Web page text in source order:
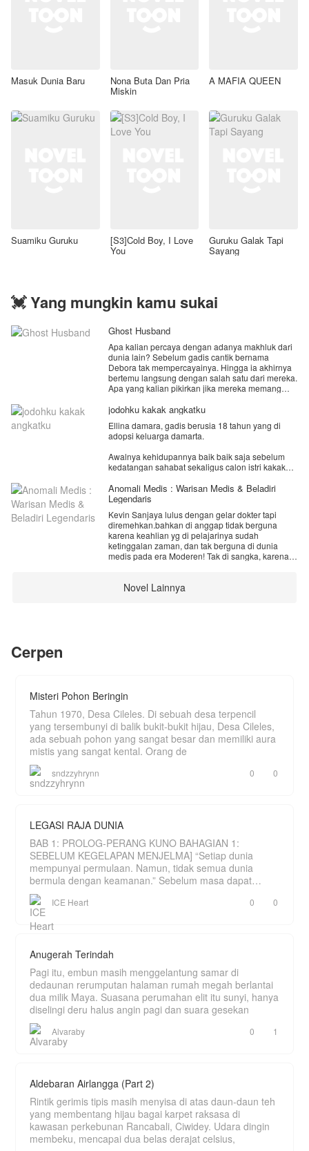
Masuk Dunia Baru Nona Buta Dan Pria
Miskin
A MAFIA QUEEN
Suamiku Guruku [S3]Cold Boy, I Love
You
Guruku Galak Tapi
Sayang
💓 Yang mungkin kamu sukai
Ghost Husband
Apa kalian percaya dengan adanya makhluk dari
dunia lain? Sebelum gadis cantik bernama
Debora tak mempercayainya. Hingga ia akhirnya
bertemu langsung dengan salah satu dari mereka.
Apa yang kalian pikirkan jika mereka memang
berpikir untuk mempersunting manusia? Debora
hantu. Terkadang ia dapat merasakan
sentuhannya, namun tak melihat wujudnya. Laki-
menghadapi masalah. "Siapa kau sebenarnya
Tuan? Bisakah kau melepaskan ku dan jangan
pada laki-laki tampan bak dewa yunani di
depannya tersebut. "Jangan berharap banyak.
Kau adalah permaisuri ku," ucap laki-laki tersebut
sambil memegang dagu Evelyn. "Apa kau sejenis
penguasa para hantu hingga aku harus menjadi
permaisuri mu? Dari negara mana saja aliansi
wilayah mu?" pertanyaan konyol yang terdengar
dari Debora tentu membuat laki-laki itu
jodohku kakak angkatku
Ellina damara, gadis berusia 18 tahun yang di
adopsi keluarga damarta.
Awalnya kehidupannya baik baik saja sebelum
kedatangan sahabat sekaligus calon istri kakak
oleh sang kakak karena di tuduh berbuat jahat
pada calon istrinya.
Hingga sebuah tragedi terjadi. Mereka tidur
bersama hingga mengakibatkan ellina hamil.
Namun sayangnya Arion sang kakak tak ingin
bertanggung jawab. Dan memaksa menyuruh
ellina menggugurkan kandungannya.
kehidupan Arion seta keluarganya. Melahirkan
Anomali Medis : Warisan Medis & Beladiri
Legendaris
Kevin Sanjaya lulus dengan gelar dokter tapi
diremehkan.bahkan di anggap tidak berguna
karena keahlian yg di pelajarinya sudah
ketinggalan zaman, dan tak berguna di dunia
medis pada era Moderen! Tak di sangka, karena
tinggalkan kakekNya sebagai warisan keluarga.
Dengan mempelajari buku kitab medis surgawi
Novel Lainnya
Cerpen
Misteri Pohon Beringin
Tahun 1970, Desa Cileles. Di sebuah desa terpencil
yang tersembunyi di balik bukit-bukit hijau, Desa Cileles,
ada sebuah pohon yang sangat besar dan memiliki aura
mistis yang sangat kental. Orang de
sndzzyhrynn 0 0
LEGASI RAJA DUNIA
BAB 1: PROLOG-PERANG KUNO BAHAGIAN 1:
SEBELUM KEGELAPAN MENJELMA] “Setiap dunia
mempunyai permulaan. Namun, tidak semua dunia
bermula dengan keamanan.” Sebelum masa dapat
dihitung, hanya wujud sebu
ICE Heart 0 0
Anugerah Terindah
Pagi itu, embun masih menggelantung samar di
dedaunan rerumputan halaman rumah megah berlantai
dua milik Maya. Suasana perumahan elit itu sunyi, hanya
diselingi deru halus angin pagi dan suara gesekan
Alvaraby 0 1
Aldebaran Airlangga (Part 2)
Rintik gerimis tipis masih menyisa di atas daun-daun teh
yang membentang hijau bagai karpet raksasa di
kawasan perkebunan Rancabali, Ciwidey. Udara dingin
membeku, mencapai dua belas derajat celsius,